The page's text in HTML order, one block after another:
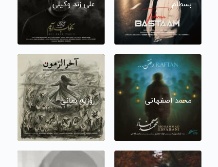
بسطام علی زند وکیلی
محمد اصفهانی روزبه بمانی